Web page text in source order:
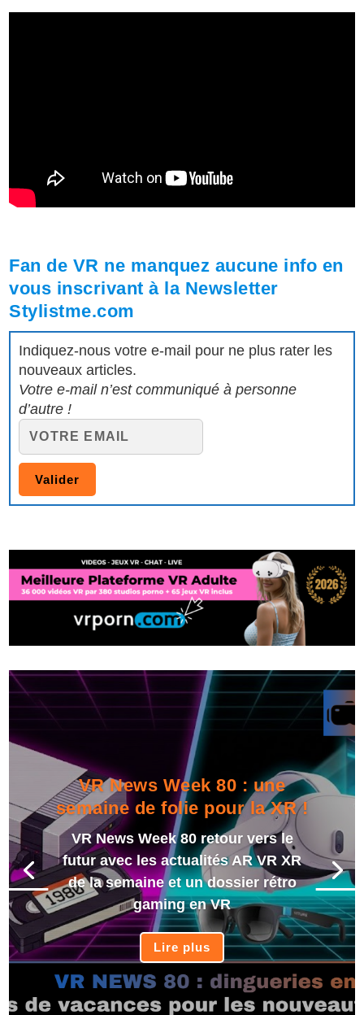
Fan de VR ne manquez aucune info en
vous inscrivant à la Newsletter
Stylistme.com
Indiquez-nous votre e-mail pour ne plus rater les
nouveaux articles.
Votre e-mail n’est communiqué à personne
d’autre !
VR News Week 80 : une
semaine de folie pour la XR !
VR News Week 80 retour vers le
futur avec les actualités AR VR XR
de la semaine et un dossier rétro
gaming en VR
Lire plus